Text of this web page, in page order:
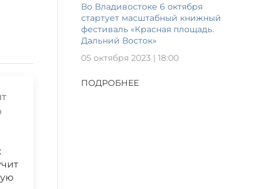
Во Владивостоке 6 октября
стартует масштабный книжный
фестиваль «Красная площадь.
Дальний Восток»
05 октября 2023 | 18:00
ПОДРОБНЕЕ